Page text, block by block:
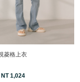
菱格上衣
NT 1,024